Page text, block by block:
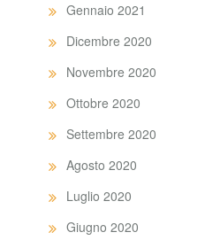
Gennaio 2021
Dicembre 2020
Novembre 2020
Ottobre 2020
Settembre 2020
Agosto 2020
Luglio 2020
Giugno 2020